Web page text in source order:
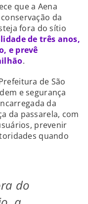
que a Aena
da
fora do sítio
de três anos,
e prevê
.
de São
e segurança
da
da passarela, com
prevenir
quando
do